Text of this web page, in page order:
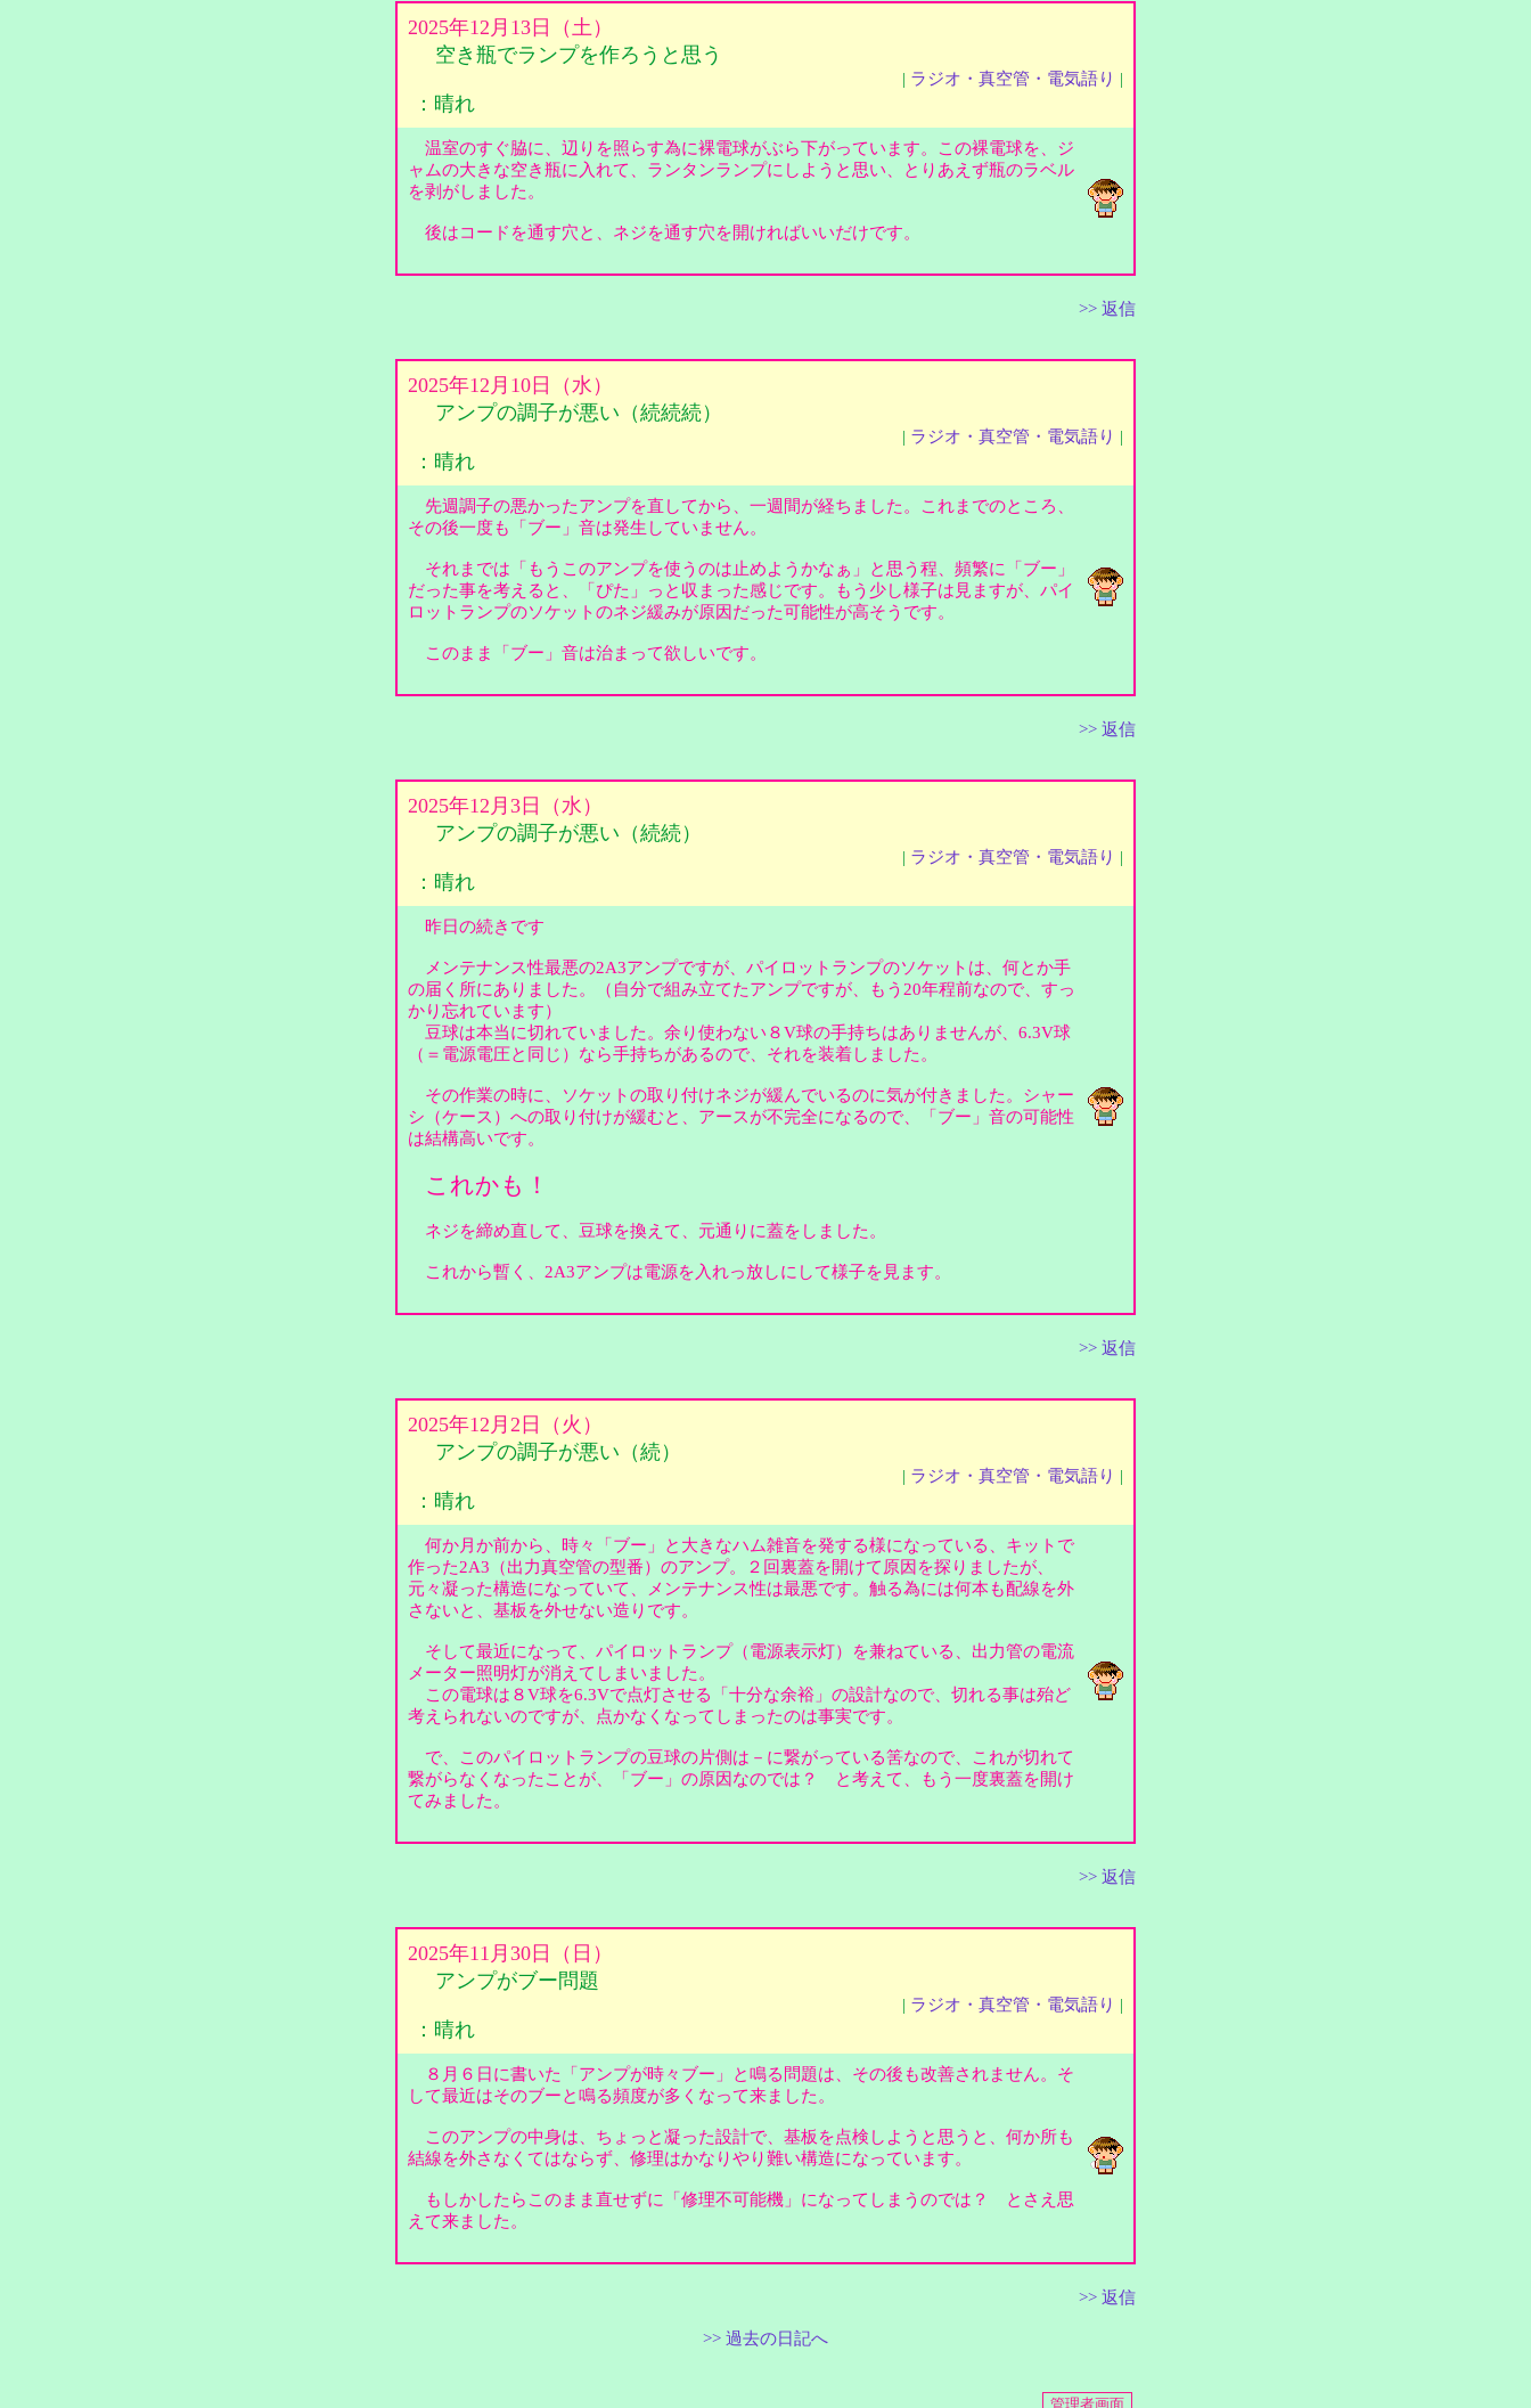
2025年12月13日（土）
空き瓶でランプを作ろうと思う
| ラジオ・真空管・電気語り |
：晴れ
温室のすぐ脇に、辺りを照らす為に裸電球がぶら下がっています。この裸電球を、ジ
ャムの大きな空き瓶に入れて、ランタンランプにしようと思い、とりあえず瓶のラベル
を剥がしました。
後はコードを通す穴と、ネジを通す穴を開ければいいだけです。
>> 返信
2025年12月10日（水）
アンプの調子が悪い（続続続）
| ラジオ・真空管・電気語り |
：晴れ
先週調子の悪かったアンプを直してから、一週間が経ちました。これまでのところ、
その後一度も「ブー」音は発生していません。
それまでは「もうこのアンプを使うのは止めようかなぁ」と思う程、頻繁に「ブー」
だった事を考えると、「ぴた」っと収まった感じです。もう少し様子は見ますが、パイ
ロットランプのソケットのネジ緩みが原因だった可能性が高そうです。
このまま「ブー」音は治まって欲しいです。
>> 返信
2025年12月3日（水）
アンプの調子が悪い（続続）
| ラジオ・真空管・電気語り |
：晴れ
昨日の続きです
メンテナンス性最悪の2A3アンプですが、パイロットランプのソケットは、何とか手
の届く所にありました。（自分で組み立てたアンプですが、もう20年程前なので、すっ
かり忘れています）
豆球は本当に切れていました。余り使わない８V球の手持ちはありませんが、6.3V球
（＝電源電圧と同じ）なら手持ちがあるので、それを装着しました。
その作業の時に、ソケットの取り付けネジが緩んでいるのに気が付きました。シャー
シ（ケース）への取り付けが緩むと、アースが不完全になるので、「ブー」音の可能性
は結構高いです。
これかも！
ネジを締め直して、豆球を換えて、元通りに蓋をしました。
これから暫く、2A3アンプは電源を入れっ放しにして様子を見ます。
>> 返信
2025年12月2日（火）
アンプの調子が悪い（続）
| ラジオ・真空管・電気語り |
：晴れ
何か月か前から、時々「ブー」と大きなハム雑音を発する様になっている、キットで
作った2A3（出力真空管の型番）のアンプ。２回裏蓋を開けて原因を探りましたが、
元々凝った構造になっていて、メンテナンス性は最悪です。触る為には何本も配線を外
さないと、基板を外せない造りです。
そして最近になって、パイロットランプ（電源表示灯）を兼ねている、出力管の電流
メーター照明灯が消えてしまいました。
この電球は８V球を6.3Vで点灯させる「十分な余裕」の設計なので、切れる事は殆ど
考えられないのですが、点かなくなってしまったのは事実です。
で、このパイロットランプの豆球の片側は－に繋がっている筈なので、これが切れて
繋がらなくなったことが、「ブー」の原因なのでは？ と考えて、もう一度裏蓋を開け
てみました。
>> 返信
2025年11月30日（日）
アンプがブー問題
| ラジオ・真空管・電気語り |
：晴れ
８月６日に書いた「アンプが時々ブー」と鳴る問題は、その後も改善されません。そ
して最近はそのブーと鳴る頻度が多くなって来ました。
このアンプの中身は、ちょっと凝った設計で、基板を点検しようと思うと、何か所も
結線を外さなくてはならず、修理はかなりやり難い構造になっています。
もしかしたらこのまま直せずに「修理不可能機」になってしまうのでは？ とさえ思
えて来ました。
>> 返信
>> 過去の日記へ